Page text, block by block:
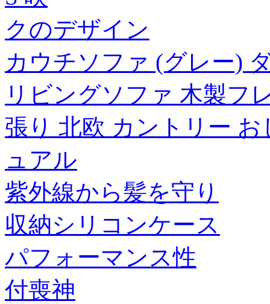
クのデザイン
カウチソファ (グレー)
リビングソファ 木製フ
張り 北欧 カントリー
ュアル
紫外線から髪を守り
収納シリコンケース
パフォーマンス性
付喪神